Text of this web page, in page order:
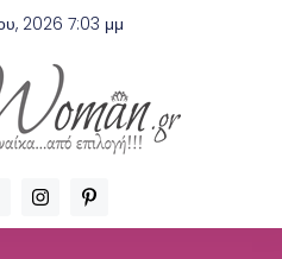
2026 7:03 μμ
I
n
s
P
i
n